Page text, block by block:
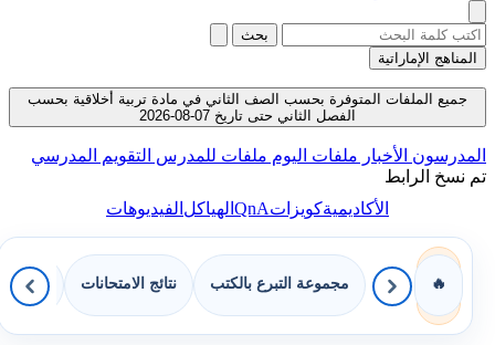
بحث
المناهج الإماراتية
جميع الملفات المتوفرة بحسب الصف الثاني في مادة تربية أخلاقية بحسب
الفصل الثاني حتى تاريخ 07-08-2026
المدرسون الأخبار ملفات اليوم ملفات للمدرس التقويم المدرسي
تم نسخ الرابط
الأكاديميةكويزاتQnAالهياكلالفيديوهات
🔥 مجموعة التبرع بالكتب نتائج الامتحانات